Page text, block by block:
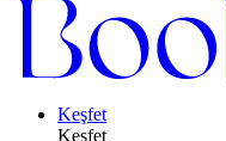
Keşfet
Keşfet